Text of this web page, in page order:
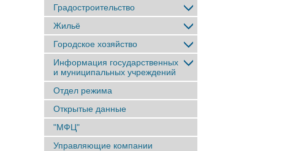
Градостроительство
Жильё
Городское хозяйство
Информация государственных
и муниципальных учреждений
Отдел режима
Открытые данные
"МФЦ"
Управляющие компании